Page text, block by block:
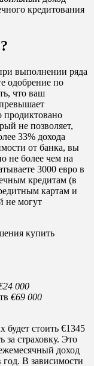
кредитования
выполнении ряда
одобрение по
что ваш
продиктовано
не позволяет,
33% дохода
от банка, вы
не более чем на
3000 евро в
кредитам (в
картам и
не могут
купить
000
€69 000
будет стоить €1345
за страховку. Это
доход
год. В зависимости